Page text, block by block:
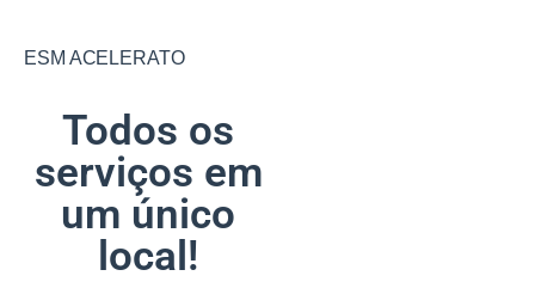
ESM ACELERATO
Todos os
serviços em
um único
local!